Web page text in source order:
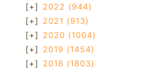
[+] 2022 (944)
[+] 2021 (913)
[+] 2020 (1004)
[+] 2019 (1454)
[+] 2018 (1803)